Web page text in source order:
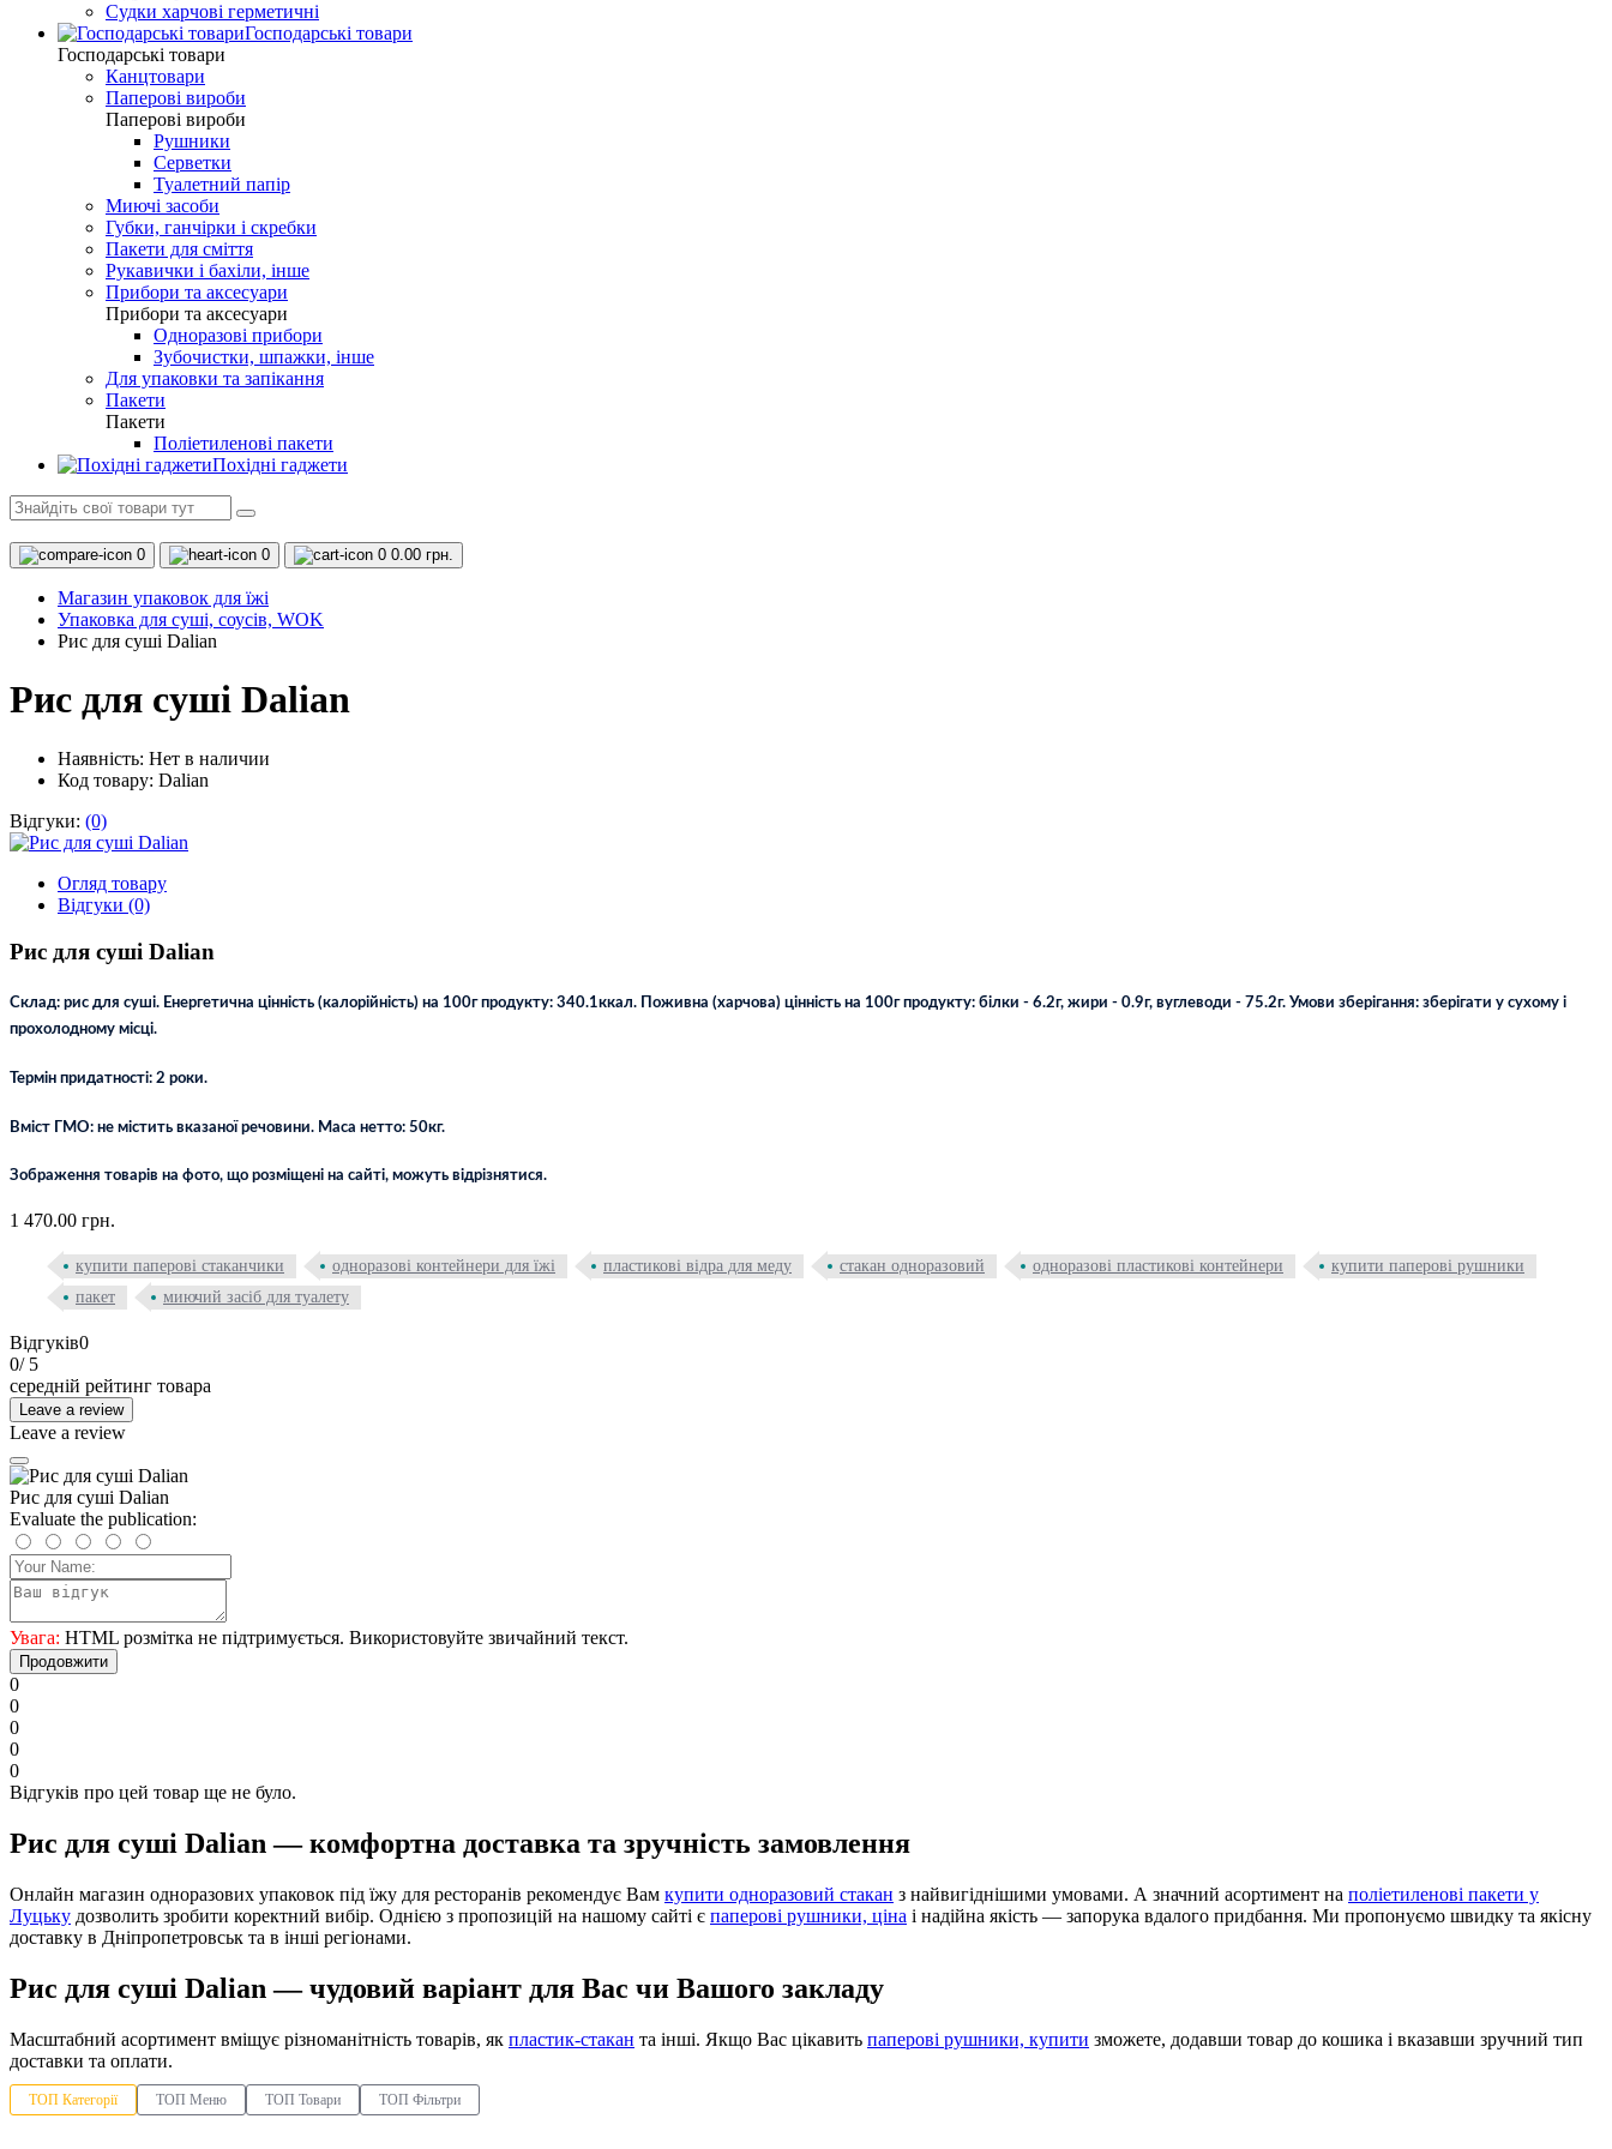
Судки харчові герметичні
Господарські товари
Господарські товари
Канцтовари
Паперові вироби
Паперові вироби
Рушники
Серветки
Туалетний папір
Миючі засоби
Губки, ганчірки і скребки
Пакети для сміття
Рукавички і бахіли, інше
Прибори та аксесуари
Прибори та аксесуари
Одноразові прибори
Зубочистки, шпажки, інше
Для упаковки та запікання
Пакети
Пакети
Поліетиленові пакети
Похідні гаджети
0 0 0 0.00 грн.
Магазин упаковок для їжі
Упаковка для суші, соусів, WOK
Рис для суші Dalian
Рис для суші Dalian
Наявність: Нет в наличии
Код товару: Dalian
Відгуки: (0)
Огляд товару
Відгуки (0)
Рис для суші Dalian
Склад: рис для суші. Енергетична цінність (калорійність) на 100г продукту: 340.1ккал. Поживна (харчова) цінність на 100г продукту: білки - 6.2г, жири - 0.9г, вуглеводи - 75.2г. Умови зберігання: зберігати у сухому і
прохолодному місці.
Термін придатності: 2 роки.
Вміст ГМО: не містить вказаної речовини. Маса нетто: 50кг.
Зображення товарів на фото, що розміщені на сайті, можуть відрізнятися.
1 470.00 грн.
купити паперові стаканчики одноразові контейнери для їжі пластикові відра для меду стакан одноразовий одноразові пластикові контейнери
купити паперові рушники
пакет
миючий засіб для туалету
Відгуків0
0/ 5
середній рейтинг товара
Leave a review
Leave a review
Рис для суші Dalian
Evaluate the publication:
Увага: HTML розмітка не підтримується. Використовуйте звичайний текст.
Продовжити
0
0
0
0
0
Відгуків про цей товар ще не було.
Рис для суші Dalian — комфортна доставка та зручність замовлення
Онлайн магазин одноразових упаковок під їжу для ресторанів рекомендує Вам купити одноразовий стакан з найвигіднішими умовами. А значний асортимент на поліетиленові пакети у
Луцьку дозволить зробити коректний вибір. Однією з пропозицій на нашому сайті є паперові рушники, ціна і надійна якість — запорука вдалого придбання. Ми пропонуємо швидку та якісну
доставку в Дніпропетровськ та в інші регіонами.
Рис для суші Dalian — чудовий варіант для Вас чи Вашого закладу
Масштабний асортимент вміщує різноманітність товарів, як пластик-стакан та інші. Якщо Вас цікавить паперові рушники, купити зможете, додавши товар до кошика і вказавши зручний тип
доставки та оплати.
ТОП Категорії ТОП Меню ТОП Товари ТОП Фільтри